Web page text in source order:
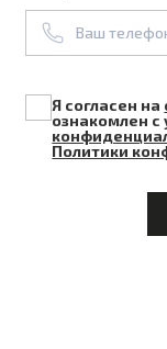
Я согласен на
ознакомлен с
Политики